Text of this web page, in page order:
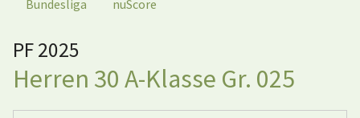
Bundesliga
nuScore
PF 2025
Herren 30 A-Klasse Gr. 025